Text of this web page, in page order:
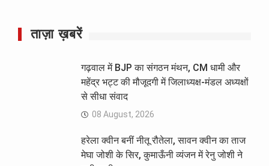
ताज़ा ख़बरें
गढ़वाल में BJP का संगठन मंथन, CM धामी और
महेंद्र भट्ट की मौजूदगी में जिलाध्यक्ष-मंडल अध्यक्षों
से सीधा संवाद
08 August, 2026
हरेला क्वीन बनीं नीतू रौतेला, सावन क्वीन का ताज
मेघा जोशी के सिर, कुमाऊँनी व्यंजन में रेनु जोशी ने